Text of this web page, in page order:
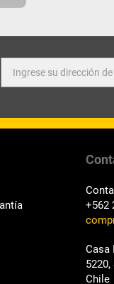
+562
Casa
Chile